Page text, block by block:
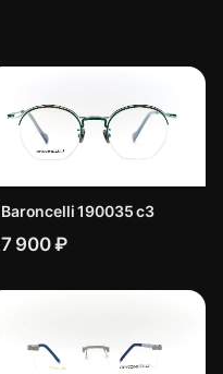
Baroncelli 190035 с3
7 900 ₽